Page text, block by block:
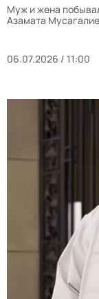
Муж и жена
Азамата
06.07.2026 / 11:00